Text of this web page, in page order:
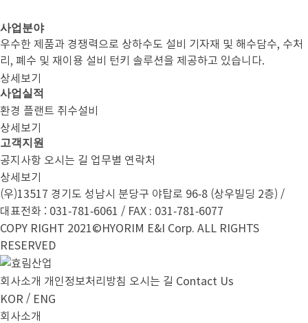
사업분야
우수한 제품과 경쟁력으로 상하수도 설비 기자재 및 해수담수, 수처
리, 폐수 및 재이용 설비 턴키 솔루션을 제공하고 있습니다.
상세보기
사업실적
환경 플랜트 취수설비
상세보기
고객지원
공지사항 오시는 길 업무별 연락처
상세보기
(우)13517 경기도 성남시 분당구 야탑로 96-8 (상우빌딩 2층) /
대표전화 : 031-781-6061 / FAX : 031-781-6077
COPY RIGHT 2021©HYORIM E&I Corp. ALL RIGHTS
RESERVED
회사소개 개인정보처리방침 오시는 길 Contact Us
KOR / ENG
회사소개